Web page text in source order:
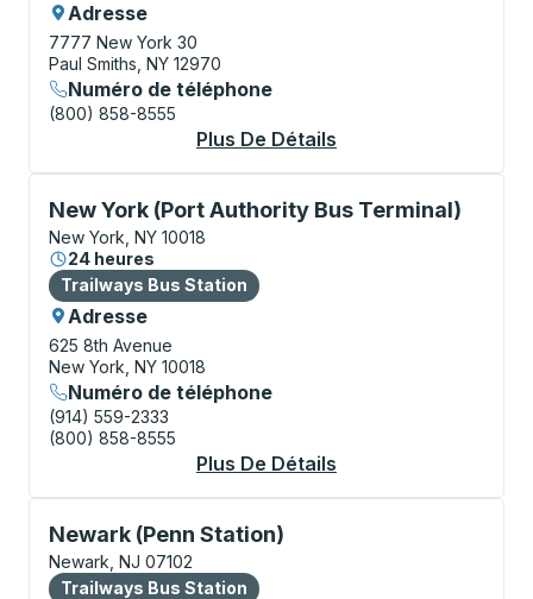
Adresse
7777 New York 30
Paul Smiths, NY 12970
Numéro de téléphone
(800) 858-8555
Plus De Détails
New York (Port Authority Bus Terminal)
Bus Station, utilisez les touches fléchées ou la
New York, NY 10018
24 heures
Bus Station
Trailways Bus Station
Adresse
625 8th Avenue
New York, NY 10018
Numéro de téléphone
(914) 559-2333
(800) 858-8555
Plus De Détails
Newark (Penn Station)
Bus Station, utilisez les touches fléchées ou la
Newark, NJ 07102
Bus Station
Trailways Bus Station